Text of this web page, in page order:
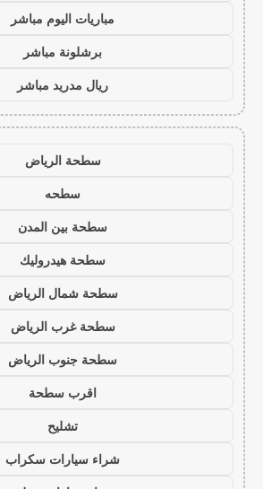
مباريات اليوم مباشر
برشلونة مباشر
ريال مدريد مباشر
سطحة الرياض
سطحه
سطحة بين المدن
سطحة هيدروليك
سطحة شمال الرياض
سطحة غرب الرياض
سطحة جنوب الرياض
اقرب سطحة
تشليح
شراء سيارات سكراب